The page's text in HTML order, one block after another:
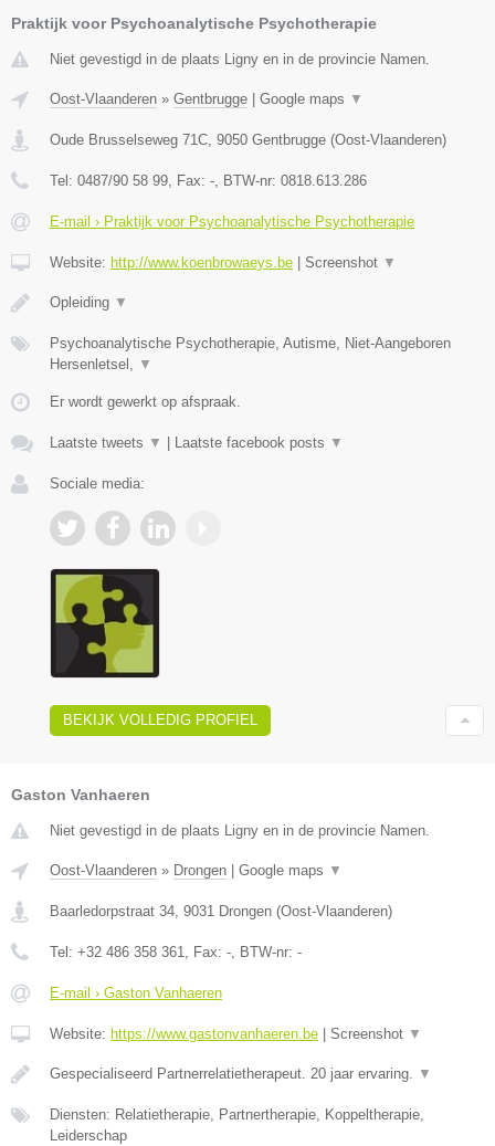
Praktijk voor Psychoanalytische Psychotherapie
Niet gevestigd in de plaats Ligny en in de provincie Namen.
Oost-Vlaanderen » Gentbrugge Google maps ▼
Oude Brusselseweg 71C, 9050 Gentbrugge (Oost-Vlaanderen)
Tel: 0487/90 58 99, Fax: -, BTW-nr: 0818.613.286
E-mail › Praktijk voor Psychoanalytische Psychotherapie
Website: http://www.koenbrowaeys.be Screenshot ▼
Opleiding ▼
Psychoanalytische Psychotherapie, Autisme, Niet-Aangeboren
Hersenletsel, ▼
Er wordt gewerkt op afspraak.
Laatste tweets ▼ Laatste facebook posts ▼
Sociale media:
BEKIJK VOLLEDIG PROFIEL
Gaston Vanhaeren
Niet gevestigd in de plaats Ligny en in de provincie Namen.
Oost-Vlaanderen » Drongen Google maps ▼
Baarledorpstraat 34, 9031 Drongen (Oost-Vlaanderen)
Tel: +32 486 358 361, Fax: -, BTW-nr: -
E-mail › Gaston Vanhaeren
Website: https://www.gastonvanhaeren.be Screenshot ▼
Gespecialiseerd Partnerrelatietherapeut. 20 jaar ervaring. ▼
Diensten: Relatietherapie, Partnertherapie, Koppeltherapie,
Leiderschap